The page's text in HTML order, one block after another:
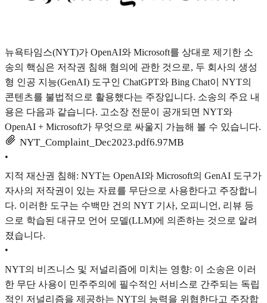
뉴욕타임스(NYT)가 OpenAI와 Microsoft를 상대로 제기한 소
송의 핵심은 저작권 침해 혐의에 관한 것으로, 두 회사의 생성
형 인공 지능(GenAI) 도구인 ChatGPT와 Bing Chat이 NYT의
콘텐츠를 불법적으로 활용했다는 주장입니다. 소송의 주요 내
용은 다음과 같습니다. 고소장 전문이 공개되면 NYT와
OpenAI + Microsoft가 무엇으로 싸울지 가늠해 볼 수 있습니다.
NYT_Complaint_Dec2023.pdf6.97MB
•
지적 재산권 침해: NYT는 OpenAI와 Microsoft의 GenAI 도구가
자사의 저작권이 있는 자료를 무단으로 사용한다고 주장합니
다. 이러한 도구는 수백만 건의 NYT 기사, 오피니언, 리뷰 등
으로 학습된 대규모 언어 모델(LLM)에 의존하는 것으로 알려
졌습니다.
•
NYT의 비즈니스 및 저널리즘에 미치는 영향: 이 소송은 이러
한 무단 사용이 민주주의에 필수적인 서비스로 간주되는 독립
적인 저널리즘을 제공하는 NYT의 능력을 위협한다고 주장합